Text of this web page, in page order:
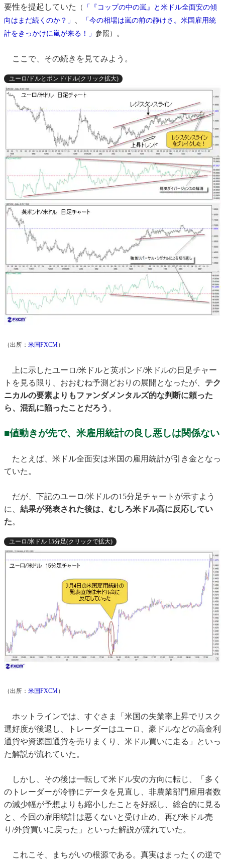
要性を提起していた
（
「『コップの中の嵐』と米ドル全面安の傾
向はまだ続くのか？」
「今の相場は嵐の前の静けさ。米国雇用統
計をきっかけに嵐が来る！」 参照） 。
ここで、その続きを見てみよう。
ユーロ/ドルとポンド/ドル(クリック拡大)
（出所： 米国FXCM）
上に示したユーロ/米ドルと英ポンド/米ドルの日足チャー
トを見る限り、おおむね予測どおりの展開となったが、 テク
ニカルの要素よりもファンダメンタルズ的な判断に頼った
ら、混乱に陥ったことだろう 。
■値動きが先で、米雇用統計の良し悪しは関係ない
たとえば、米ドル全面安は米国の雇用統計が引き金となっ
ていた。
だが、下記のユーロ/米ドルの15分足チャートが示すよう
に、 結果が発表された後は、むしろ米ドル高に反応してい
た。
ユーロ/米ドル 15分足(クリックで拡大)
（出所： 米国FXCM）
ホットラインでは、すぐさま「米国の失業率上昇でリスク
選好度が後退し、トレーダーはユーロ、豪ドルなどの高金利
通貨や資源国通貨を売りまくり、米ドル買いに走る」といっ
た解説が流れていた。
しかし、その後は一転して米ドル安の方向に転じ、「多く
のトレーダーが冷静にデータを見直し、非農業部門雇用者数
の減少幅が予想よりも縮小したことを好感し、総合的に見る
と、今回の雇用統計は悪くないと受け止め、再び米ドル売
り/外貨買いに戻った」といった解説が流れていた。
これこそ、まちがいの根源である。真実はまったくの逆で